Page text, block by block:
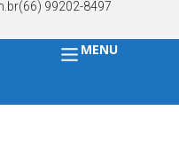
(66) 99202-8497
MENU